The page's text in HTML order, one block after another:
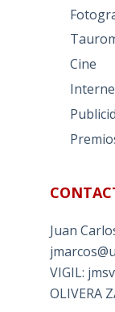
Cine
Juan
VIGIL:
OLIVERA